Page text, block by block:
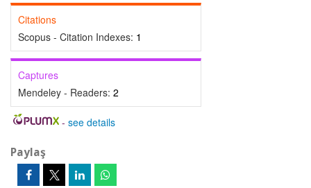
Citations
Scopus - Citation Indexes: 1
Captures
Mendeley - Readers: 2
- see details
Paylaş